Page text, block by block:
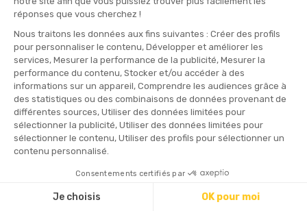
Touch
Engage
Grow
Brand Shop
RESSOURCES
gyfti Studio
réponses que vous cherchez !
Nous traitons les données aux fins suivantes : Créer des profils
pour personnaliser le contenu, Développer et améliorer les
services, Mesurer la performance de la publicité, Mesurer la
performance du contenu, Stocker et/ou accéder à des
informations sur un appareil, Comprendre les audiences grâce à
des statistiques ou des combinaisons de données provenant de
différentes sources, Utiliser des données limitées pour
sélectionner la publicité, Utiliser des données limitées pour
sélectionner le contenu, Utiliser des profils pour sélectionner un
contenu personnalisé.
Consentements certifiés par
Je choisis OK pour moi